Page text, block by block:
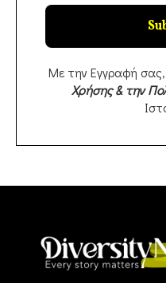
Με την Εγγραφή
Χρήσης & την